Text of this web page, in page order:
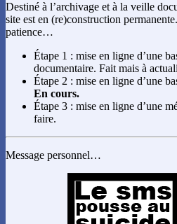
Destiné à l’archivage et à la veille
site est en (re)construction
patience…
Étape 1 : mise en ligne d’une
documentaire. Fait mais à
Étape 2 : mise en ligne d’une
En cours.
Étape 3 : mise en ligne d’une
faire.
Message personnel…